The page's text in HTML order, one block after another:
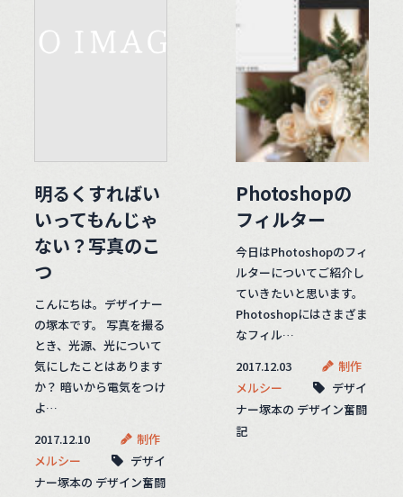
明るくすればい
いってもんじゃ
ない？写真のこ
つ
こんにちは。デザイナー
の塚本です。 写真を撮る
とき、光源、光について
気にしたことはあります
か？ 暗いから電気をつけ
よ…
2017.12.10
制作
メルシー
デザイ
ナー塚本の デザイン奮闘
Photoshopの
フィルター
今日はPhotoshopのフィ
ルターについてご紹介し
ていきたいと思います。
Photoshopにはさまざま
なフィル…
2017.12.03
制作
メルシー
デザイ
ナー塚本の デザイン奮闘
記